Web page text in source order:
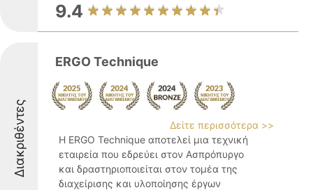
9.4
Διακριθέντες
ERGO Technique
Δείτε περισσότερα >>
Η ERGO Technique αποτελεί μια τεχνική
εταιρεία που εδρεύει στον Ασπρόπυργο
και δραστηριοποιείται στον τομέα της
διαχείρισης και υλοποίησης έργων